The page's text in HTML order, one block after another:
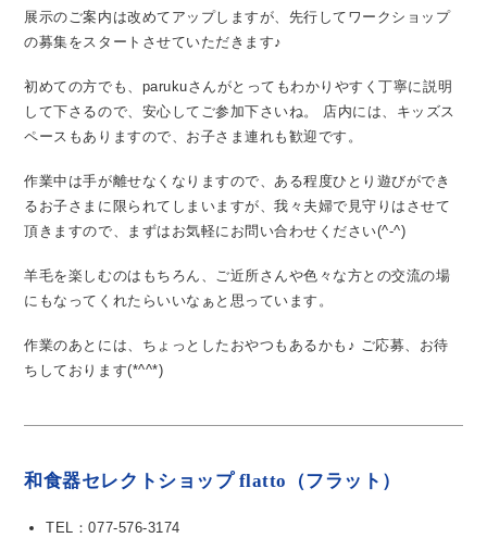
展示のご案内は改めてアップしますが、先行してワークショップ
の募集をスタートさせていただきます♪
初めての方でも、parukuさんがとってもわかりやすく丁寧に説明
して下さるので、安心してご参加下さいね。
店内には、キッズス
ペースもありますので、お子さま連れも歓迎です。
作業中は手が離せなくなりますので、ある程度ひとり遊びができ
るお子さまに限られてしまいますが、我々夫婦で見守りはさせて
頂きますので、まずはお気軽にお問い合わせください(^-^)
羊毛を楽しむのはもちろん、ご近所さんや色々な方との交流の場
にもなってくれたらいいなぁと思っています。
作業のあとには、ちょっとしたおやつもあるかも♪ ご応募、お待
ちしております(*^^*)
和食器セレクトショップ flatto（フラット）
TEL：077-576-3174